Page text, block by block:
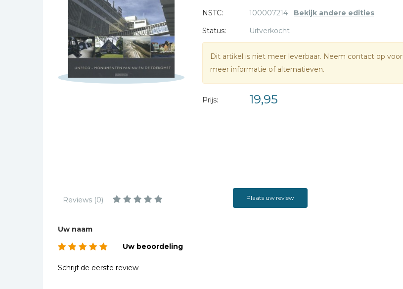
Benodigdheden voor
kerken
Christelijke spellen
Christelijke stripboeken
Evangelisatiemateriaal
Management &
Politiek
Regio | Alblasserwaard
Romans
NSTC:
100007214 Bekijk andere edities
Status:
Uitverkocht
Dit artikel is niet meer leverbaar. Neem contact op voor
meer informatie of alternatieven.
Prijs: 19,95
Reviews (0) Plaats uw review
* = verplicht
Uw naam
Uw beoordeling
Schrijf de eerste review